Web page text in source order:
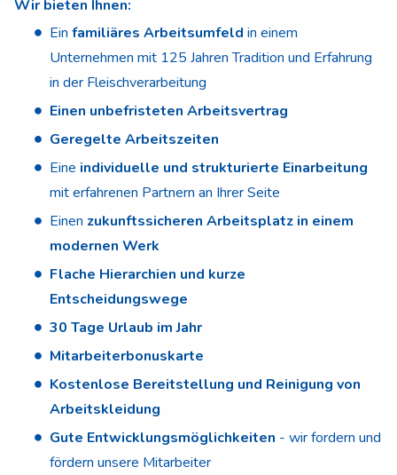
Wir bieten Ihnen:
Ein familiäres Arbeitsumfeld in einem
Unternehmen mit 125 Jahren Tradition und Erfahrung
in der Fleischverarbeitung
Einen unbefristeten Arbeitsvertrag
Geregelte Arbeitszeiten
Eine individuelle und strukturierte Einarbeitung
mit erfahrenen Partnern an Ihrer Seite
Einen zukunftssicheren Arbeitsplatz in einem
modernen Werk
Flache Hierarchien und kurze
Entscheidungswege
30 Tage Urlaub im Jahr
Mitarbeiterbonuskarte
Kostenlose Bereitstellung und Reinigung von
Arbeitskleidung
Gute Entwicklungsmöglichkeiten - wir fordern und
fördern unsere Mitarbeiter